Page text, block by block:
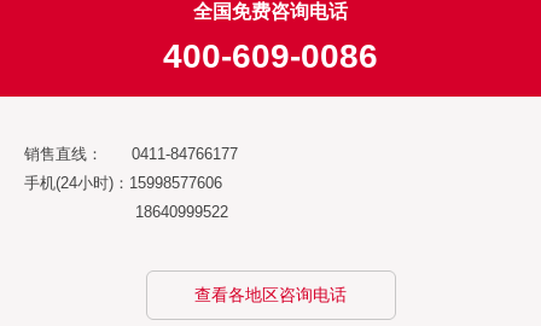
全国免费咨询电话
400-609-0086
销售直线： 0411-84766177
手机(24小时)：15998577606
18640999522
查看各地区咨询电话